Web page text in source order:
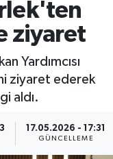
ziyaret
Yardımcısı
ziyaret ederek
aldı.
17.05.2026 - 17:31
GÜNCELLEME